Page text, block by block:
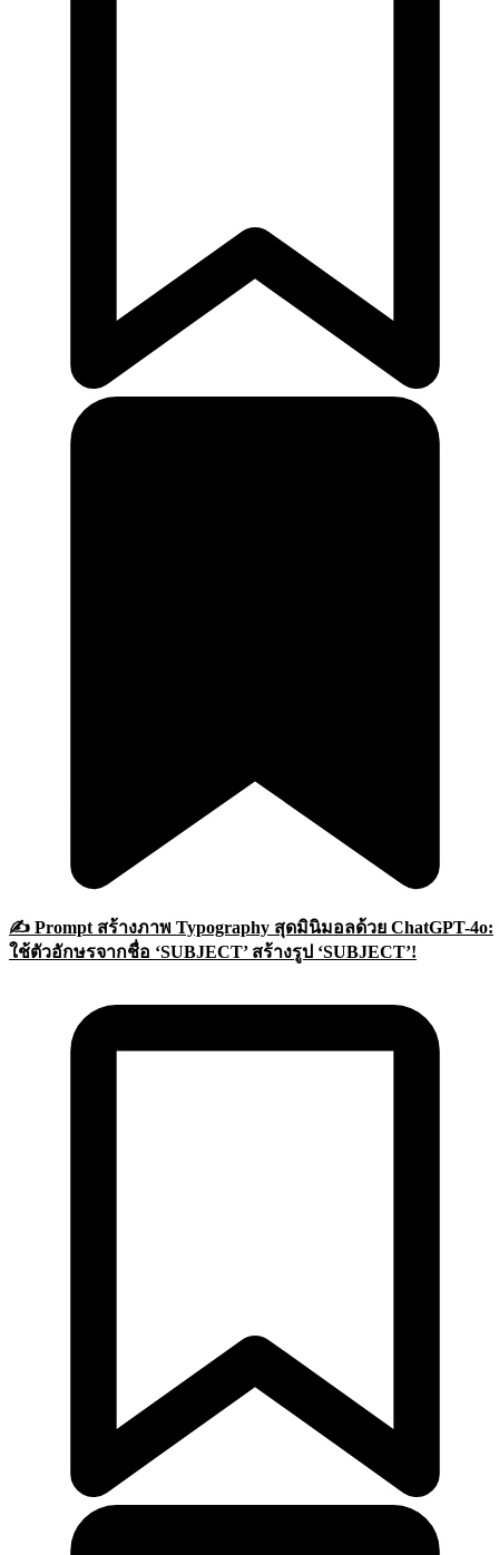
✍️ Prompt สร้างภาพ Typography สุดมินิมอลด้วย ChatGPT-4o:
ใช้ตัวอักษรจากชื่อ ‘SUBJECT’ สร้างรูป ‘SUBJECT’!